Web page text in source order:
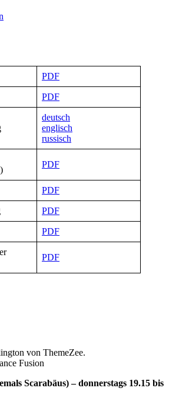
PDF
PDF
deutsch
englisch
russisch
PDF
PDF
PDF
PDF
PDF
von ThemeZee.
Fusion
Scarabäus) – donnerstags 19.15 bis